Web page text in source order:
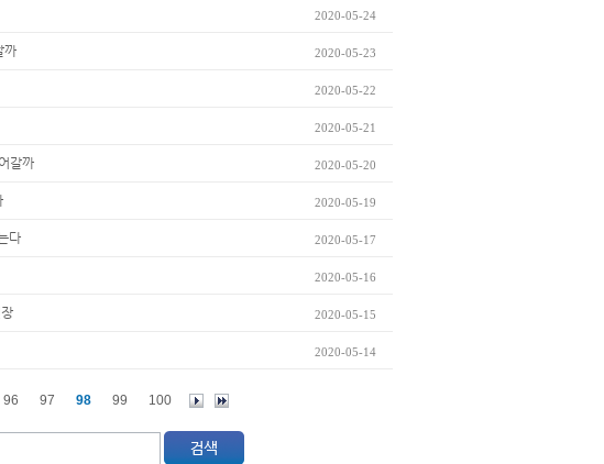
2020-05-24
까 2020-05-23
2020-05-22
2020-05-21
갈까 2020-05-20
2020-05-19
다 2020-05-17
2020-05-16
2020-05-15
2020-05-14
96 97 98 99 100